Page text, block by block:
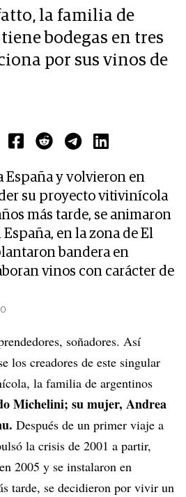
la familia de
bodegas en tres
por sus vinos de
España y volvieron en
su proyecto vitivinícola
más tarde, se animaron
en la zona de El
bandera en
vinos con carácter de
soñadores. Así
los creadores de este singular
la familia de argentinos
Michelini; su mujer, Andrea
Después de un primer viaje a
la crisis de 2001 a partir,
2005 y se instalaron en
tarde, se decidieron por vivir un